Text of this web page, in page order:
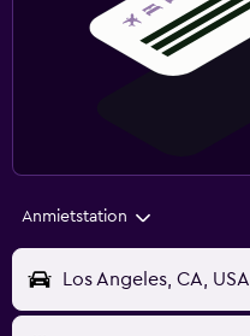
Anmietstation
Los Angeles, CA, USA